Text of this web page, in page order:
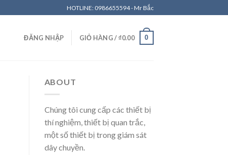
HOTLINE: 0986655594 - Mr Bắc
ĐĂNG NHẬP GIỎ HÀNG / ₫0.00 0
ABOUT
Chúng tôi cung cấp các thiết bị
thí nghiệm, thiết bị quan trắc,
một số thiết bị trong giám sát
dây chuyền.